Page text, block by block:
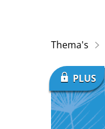
Thema's